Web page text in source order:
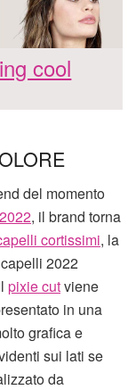
cool
del momento
, il brand torna
cortissimi, la
2022
pixie cutviene
in una
grafica e
sui lati se
da